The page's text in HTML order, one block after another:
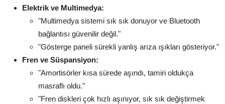
Elektrik ve Multimedya:
"Multimedya sistemi sık sık donuyor ve Bluetooth
bağlantısı güvenilir değil."
"Gösterge paneli sürekli yanlış arıza ışıkları gösteriyor."
Fren ve Süspansiyon:
"Amortisörler kısa sürede aşındı, tamiri oldukça
masraflı oldu."
"Fren diskleri çok hızlı aşınıyor, sık sık değiştirmek